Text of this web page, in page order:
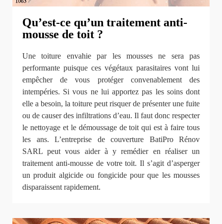
Qu’est-ce qu’un traitement anti-
mousse de toit ?
Une toiture envahie par les mousses ne sera pas
performante puisque ces végétaux parasitaires vont lui
empêcher de vous protéger convenablement des
intempéries. Si vous ne lui apportez pas les soins dont
elle a besoin, la toiture peut risquer de présenter une fuite
ou de causer des infiltrations d’eau. Il faut donc respecter
le nettoyage et le démoussage de toit qui est à faire tous
les ans. L’entreprise de couverture BatiPro Rénov
SARL peut vous aider à y remédier en réaliser un
traitement anti-mousse de votre toit. Il s’agit d’asperger
un produit algicide ou fongicide pour que les mousses
disparaissent rapidement.